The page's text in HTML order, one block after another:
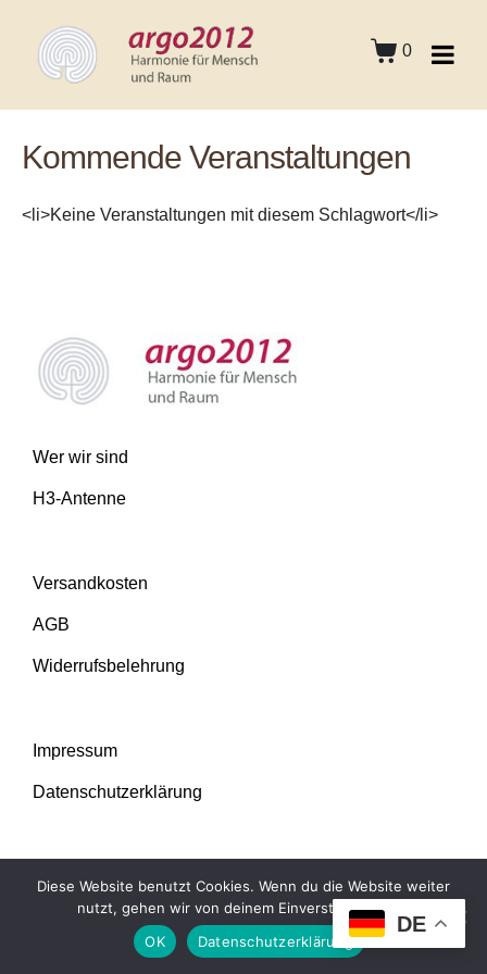
0
Kommende Veranstaltungen
<li>Keine Veranstaltungen mit diesem Schlagwort</li>
Wer wir sind
H3-Antenne
Versandkosten
AGB
Widerrufsbelehrung
Impressum
Datenschutzerklärung
DE
Diese Website benutzt Cookies. Wenn du die Website weiter
nutzt, gehen wir von deinem Einverständnis aus.
OK
Datenschutzerklärung